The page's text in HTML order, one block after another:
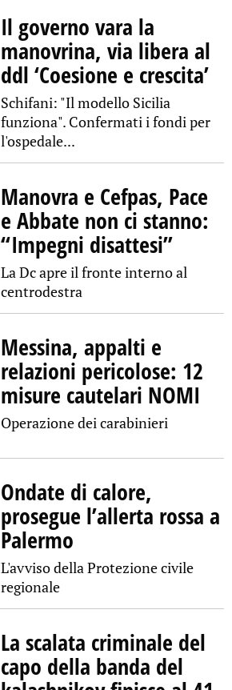
Il governo vara la
manovrina, via libera al
ddl ‘Coesione e crescita’
Schifani: "Il modello Sicilia
funziona". Confermati i fondi per
l'ospedale...
Manovra e Cefpas, Pace
e Abbate non ci stanno:
“Impegni disattesi”
La Dc apre il fronte interno al
centrodestra
Messina, appalti e
relazioni pericolose: 12
misure cautelari NOMI
Operazione dei carabinieri
Ondate di calore,
prosegue l’allerta rossa a
Palermo
L'avviso della Protezione civile
regionale
La scalata criminale del
capo della banda del